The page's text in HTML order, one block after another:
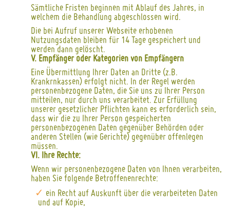
Sämtliche Fristen beginnen mit Ablauf des Jahres, in
welchem die Behandlung abgeschlossen wird.
Die bei Aufruf unserer Webseite erhobenen
Nutzungsdaten bleiben für 14 Tage gespeichert und
werden dann gelöscht.
V. Empfänger oder Kategorien von Empfängern
Eine Übermittlung Ihrer Daten an Dritte (z.B.
Krankrnkassen) erfolgt nicht. In der Regel werden
personenbezogene Daten, die Sie uns zu Ihrer Person
mitteilen, nur durch uns verarbeitet. Zur Erfüllung
unserer gesetzlicher Pflichten kann es erforderlich sein,
dass wir die zu Ihrer Person gespeicherten
personenbezogenen Daten gegenüber Behörden oder
anderen Stellen (wie Gerichte) gegenüber offenlegen
müssen.
VI. Ihre Rechte:
Wenn wir personenbezogene Daten von Ihnen verarbeiten,
haben Sie folgende Betroffenenrechte:
ein Recht auf Auskunft über die verarbeiteten Daten
und auf Kopie,